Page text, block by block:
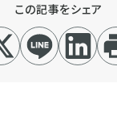
この記事をシェア